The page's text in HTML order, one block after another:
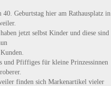
Geburtstag hier am Rathausplatz in
jetzt selbst Kinder und diese sind
und Pfiffigesfür kleine Prinzessinnen
finden sich Markenartikel vieler